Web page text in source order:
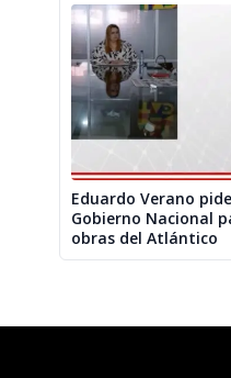
Eduardo Verano
Gobierno Nacional
obras del Atlántico